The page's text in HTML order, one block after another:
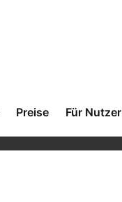
Preise Für Nutzer